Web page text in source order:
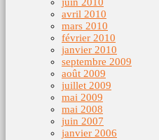
juin 2010
avril 2010
mars 2010
février 2010
janvier 2010
septembre 2009
août 2009
juillet 2009
mai 2009
mai 2008
juin 2007
janvier 2006